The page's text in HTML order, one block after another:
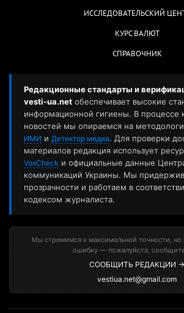
ИССЛЕДОВАТЕЛЬСКИЙ
КУРС ВАЛЮТ
СПРАВОЧНИК
Редакционные стандарты и
vesti-ua.net обеспечивает высокие
информационной гигиены. В процессе
новостей мы опираемся на
ИМИ и Детектор медиа. Для проверки
материалов редакция использует
VoxCheck и официальные данные
коммуникаций Украины. Мы
прозрачности и работаем в
кодексом журналиста.
Мы стремимся к максимальной точности, но
ошибку — пожалуйста,
СООБЩИТЬ РЕДАКЦИИ →
vestiua.net@gmail.com